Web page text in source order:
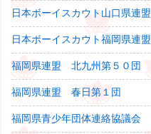
日本ボーイスカウト山口県連盟
日本ボーイスカウト福岡県連盟
福岡県連盟 北九州第５０団
福岡県連盟 春日第１団
福岡県青少年団体連絡協議会